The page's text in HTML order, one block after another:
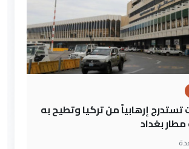
تستدرج إرهابياً من تركيا وتطيح به
بغداد